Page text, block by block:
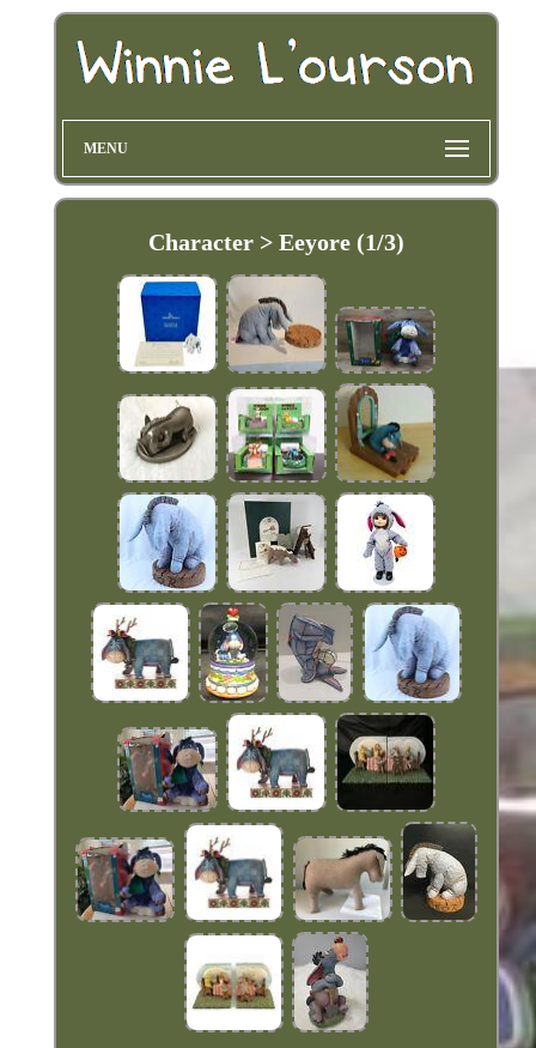
MENU
Character > Eeyore (1/3)